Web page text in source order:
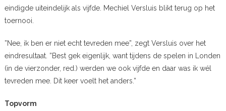
eindigde uiteindelijk als vijfde. Mechiel Versluis blikt terug op het
toernooi.
”Nee, ik ben er niet echt tevreden mee”, zegt Versluis over het
eindresultaat. ”Best gek eigenlijk, want tijdens de spelen in Londen
(in de vierzonder, red.) werden we ook vijfde en daar was ik wél
tevreden mee. Dit keer voelt het anders.”
Topvorm